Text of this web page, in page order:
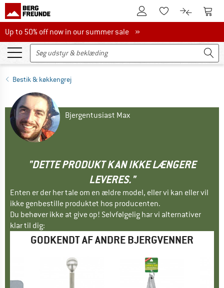
Til kundekontoenTil huskesedlen.
Til Til
Up to 50% off now in our summer sale
Up to 50% off now in our summer sale »
Bestik & køkkengrej
Bjergentusiast Max
"DETTE PRODUKT KAN IKKE LÆNGERE
LEVERES."
Enten er der her tale om en ældre model, eller vi kan eller vil
ikke genbestille produktet hos producenten.
Du behøver ikke at give op! Selvfølgelig har vi alternativer
klar til dig:
GODKENDT AF ANDRE BJERGVENNER